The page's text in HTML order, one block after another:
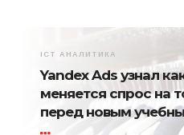
ICT АНАЛИТИКА
Yandex Ads узнал
меняется спрос на
перед новым